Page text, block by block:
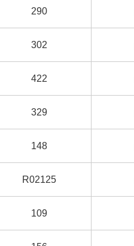
290
302
422
329
148
R02125
109